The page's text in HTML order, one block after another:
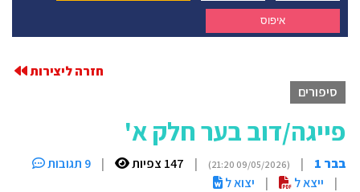
חזרה ליצירות
סיפורים
פייגה/דוב בער חלק א'
בבר 1 |
(09/05/2026 21:20)
| 147 צפיות |
9 תגובות
|
ייצא ל | יצוא ל